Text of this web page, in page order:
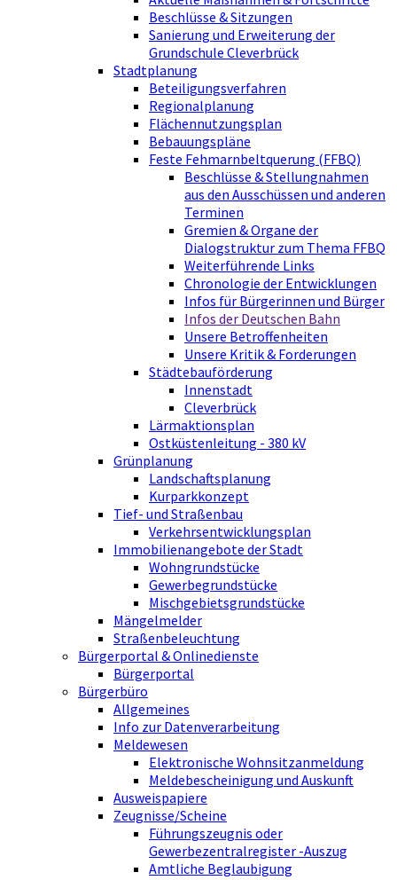
Beschlüsse & Sitzungen
Sanierung und Erweiterung der
Grundschule Cleverbrück
Stadtplanung
Beteiligungsverfahren
Regionalplanung
Flächennutzungsplan
Bebauungspläne
Feste Fehmarnbeltquerung (FFBQ)
Beschlüsse & Stellungnahmen
aus den Ausschüssen und anderen
Terminen
Gremien & Organe der
Dialogstruktur zum Thema FFBQ
Weiterführende Links
Chronologie der Entwicklungen
Infos für Bürgerinnen und Bürger
Infos der Deutschen Bahn
Unsere Betroffenheiten
Unsere Kritik & Forderungen
Städtebauförderung
Innenstadt
Cleverbrück
Lärmaktionsplan
Ostküstenleitung - 380 kV
Grünplanung
Landschaftsplanung
Kurparkkonzept
Tief- und Straßenbau
Verkehrsentwicklungsplan
Immobilienangebote der Stadt
Wohngrundstücke
Gewerbegrundstücke
Mischgebietsgrundstücke
Mängelmelder
Straßenbeleuchtung
Bürgerportal & Onlinedienste
Bürgerportal
Bürgerbüro
Allgemeines
Info zur Datenverarbeitung
Meldewesen
Elektronische Wohnsitzanmeldung
Meldebescheinigung und Auskunft
Ausweispapiere
Zeugnisse/Scheine
Führungszeugnis oder
Gewerbezentralregister -Auszug
Amtliche Beglaubigung